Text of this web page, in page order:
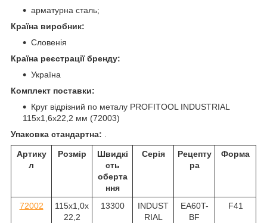
арматурна сталь;
Країна виробник:
Словенія
Країна реєстрації бренду:
Україна
Комплект поставки:
Круг відрізний по металу PROFITOOL INDUSTRIAL
115x1,6x22,2 мм (72003)
Упаковка стандартна: .
Артику
л
Розмір
Швидкі
сть
оберта
ння
Серія
Рецепту
ра
Форма
72002
115x1,0x
22,2
13300
INDUST
RIAL
EA60T-
BF
F41